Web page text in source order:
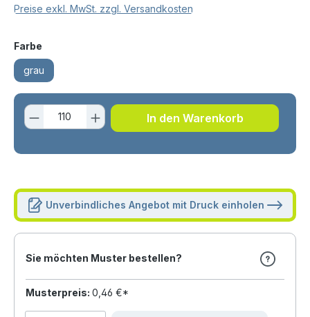
Preise exkl. MwSt. zzgl. Versandkosten
Farbe
grau
Produkt Anzahl: Gib den
In den Warenkorb
Unverbindliches Angebot mit Druck einholen
Sie möchten Muster bestellen?
Musterpreis: 0,46 €*